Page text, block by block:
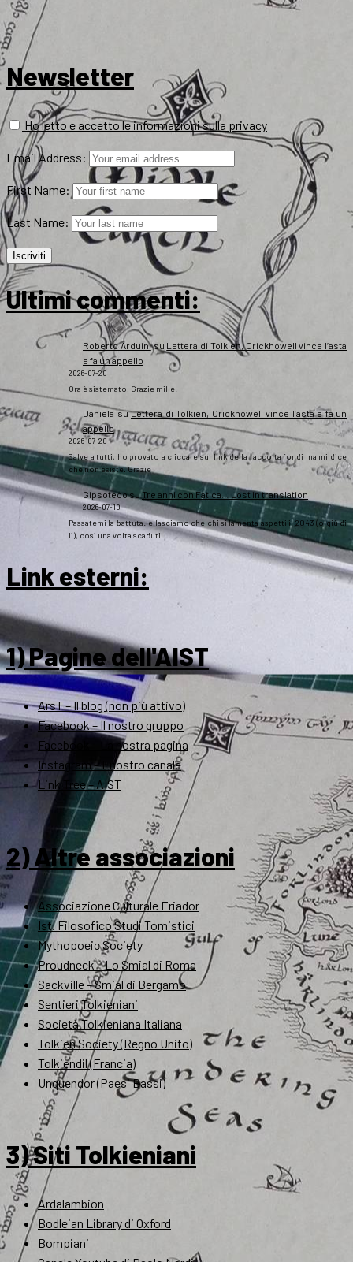
Newsletter
Ho letto e accetto le informazioni sulla privacy
Email Address:
First Name:
Last Name:
Ultimi commenti:
Roberto Arduinisu Lettera di Tolkien, Crickhowell vince l’asta
e fa un appello
2026-07-20
Ora è sistemato. Grazie mille!
DanielasuLettera di Tolkien, Crickhowell vince l’asta e fa un
appello
2026-07-20
Salve a tutti, ho provato a cliccare sul link della raccolta fondi ma mi dice
che non esiste. Grazie
GipsotecosuTre anni con Fatica… Lost in translation
2026-07-10
Passatemi la battuta: e lasciamo che chi si lamenta aspetti il 2043 (o giù di
lì), così una volta scaduti…
Link esterni:
1) Pagine dell'AIST
ArsT – Il blog (non più attivo)
Facebook – Il nostro gruppo
Facebook – La nostra pagina
Instagram – Il nostro canale
Link Tree – AIST
2) Altre associazioni
Associazione Culturale Eriador
Ist. Filosofico Studi Tomistici
Mythopoeic Society
Proudneck – Lo Smial di Roma
Sackville – Smial di Bergamo
Sentieri Tolkieniani
Società Tolkieniana Italiana
Tolkien Society (Regno Unito)
Tolkiendil (Francia)
Unquendor (Paesi Bassi)
3) Siti Tolkieniani
Ardalambion
Bodleian Library di Oxford
Bompiani